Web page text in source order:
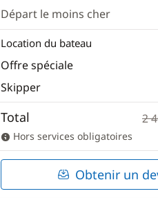
Départ le moins cher
Location du bateau
Offre spéciale
Skipper
Total 2
Hors services obligatoires
Obtenir un